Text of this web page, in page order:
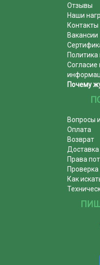
Отзывы
Наши
Контакты
Вакансии
Согласие
Почему
Вопросы
Оплата
Возврат
Доставка
Права
Как